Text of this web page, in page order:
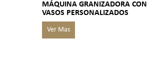
MÁQUINA GRANIZADORA CON
VASOS PERSONALIZADOS